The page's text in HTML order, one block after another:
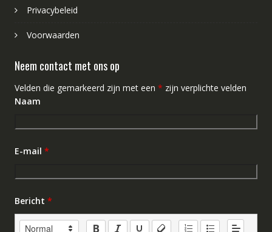
Privacybeleid
Voorwaarden
Neem contact met ons op
Velden die gemarkeerd zijn met een * zijn verplichte velden
Naam
E-mail *
Bericht *